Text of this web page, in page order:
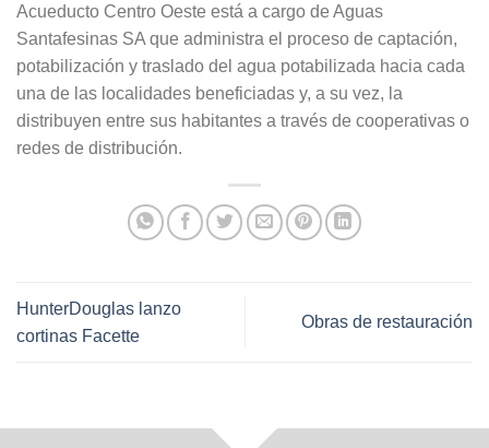
Acueducto Centro Oeste está a cargo de Aguas
Santafesinas SA que administra el proceso de captación,
potabilización y traslado del agua potabilizada hacia cada
una de las localidades beneficiadas y, a su vez, la
distribuyen entre sus habitantes a través de cooperativas o
redes de distribución.
HunterDouglas lanzo
cortinas Facette
Obras de restauración